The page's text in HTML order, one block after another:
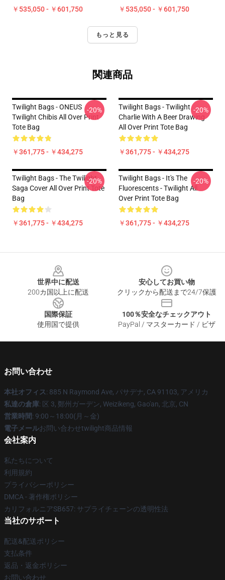
￥535,050 - ￥601,750 ￥535,050 - ￥601,750
もっと見る
関連商品
Twilight Bags - ONEUS
Twilight Chibis All Over Print
Tote Bag
￥361,775 - ￥434,275
-20%
Twilight Bags - Twilight
Charlie With A Beer Drawing
All Over Print Tote Bag
￥361,775 - ￥434,275
-20%
Twilight Bags - The Twilight
Saga Cover All Over Print Tote
Bag
￥361,775 - ￥434,275
-20%
Twilight Bags - It's The
Fluorescents - Twilight All
Over Print Tote Bag
￥361,775 - ￥434,275
-20%
世界中に配送
200カ国以上に配送
安心してお買い物
クリックから配送まで24/7保護
国際保証
使用国で提供
100％安全なチェックアウト
PayPal / マスターカード / ビザ
お問い合わせ
本社オフィス: 885 N Raymond Ave, パサデナ, CA 91103, アメリカ
私達の倉庫: 区 3, 鄭州ガーデン, Weizikeng, Gao'an, 北京, CN
営業時間: 9:00～18:00(月～金)
電子メールお問い合わせtwilight商品情報
会社案内
私たちについて
利用規約
プライバシーポリシー
DMCA - 著作権ポリシー
カリフォルニアSB657: サプライチェーンの透明性法
当社のサポート
配送&配送ポリシー
支払条件
返品・返金ポリシー
お問い合わせ